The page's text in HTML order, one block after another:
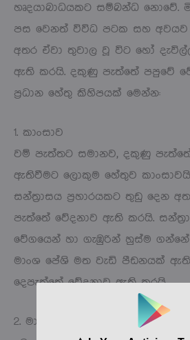
හෘදයාබාධයකට සම්බන්ධ
පස වෙනත් විවිධ පටක සහ
අතර ඒවා තුවාල වූ විට හෝ
ඇති කරයි. දකුණු පැත්තේ පපුවේ
ප්‍රධාන හේතු කිහිපයක් මෙන්න:
1. කාංසාව
වම් පැත්තට සමානව, දකුණු
ඇතිවීමට ලොකුම හේතුව
සන්ත්‍රාසය ප්‍රහාරයකට තුඩු දෙන
පැත්තේ වේදනාව ඇති කරයි.
වේගයෙන් හා ගැඹුරින් හුස්ම
මාංශ පේශි මත වැඩි පීඩනයක්
දෙපැත්තේ වේදනාව ඇති කරයි.
2. මාංශ පේශි ආතතිය